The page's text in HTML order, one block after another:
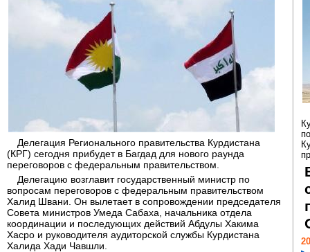
Делегация Регионального правительства Курдистана
(КРГ) сегодня прибудет в Багдад для нового раунда
переговоров с федеральным правительством.
Делегацию возглавит государственный министр по
вопросам переговоров с федеральным правительством
Халид Швани. Он вылетает в сопровождении председателя
Совета министров Умеда Сабаха, начальника отдела
координации и последующих действий Абдулы Хакима
Хасро и руководителя аудиторской службы Курдистана
Халида Хади Чавшли.